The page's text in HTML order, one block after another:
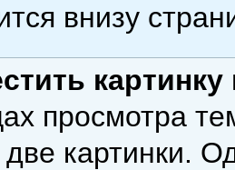
внизу
просмотра
картинки.